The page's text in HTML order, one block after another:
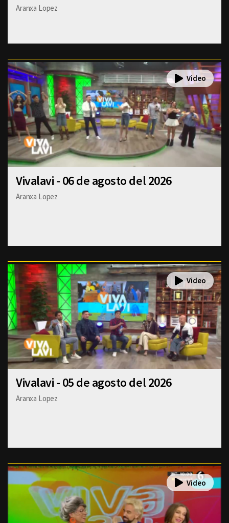
Aranxa Lopez
Vivalavi - 06 de agosto del 2026
Aranxa Lopez
Vivalavi - 05 de agosto del 2026
Aranxa Lopez